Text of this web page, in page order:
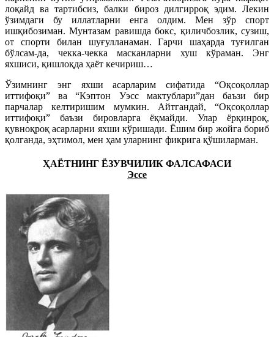
лоқайд ва тартибсиз, балки бироз дилгирроқ эдим. Лекин
ўзимдаги бу иллатларни енга олдим. Мен зўр спорт
ишқибозиман. Мунтазам равишда бокс, қиличбозлик, сузиш,
от спорти билан шуғулланаман. Гарчи шаҳарда туғилган
бўлсам-да, чекка-чекка масканларни хуш кўраман. Энг
яхшиси, қишлоқда ҳаёт кечириш…
Ўзимнинг энг яхши асарларим сифатида “Оқсоқоллар
иттифоқи” ва “Кэптон Уэсс мактублари”дан баъзи бир
парчалар келтиришим мумкин. Айтгандай, “Оқсоқоллар
иттифоқи” баъзи бировларга ёқмайди. Улар ёрқинроқ,
қувноқроқ асарларни яхши кўришади. Ёшим бир жойга бориб
қолганда, эҳтимол, мен ҳам уларнинг фикрига қўшиларман.
ҲАЁТНИНГ ЁЗУВЧИЛИК ФАЛСАФАСИ
Эссе